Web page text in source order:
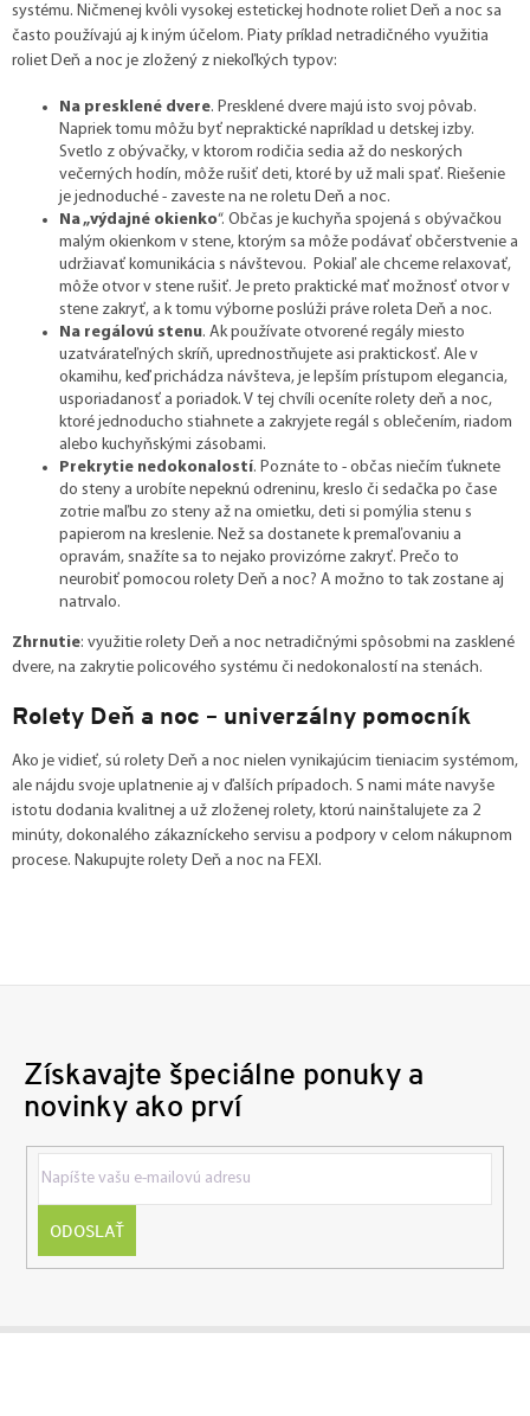
systému. Ničmenej kvôli vysokej estetickej hodnote roliet Deň a noc sa
často používajú aj k iným účelom. Piaty príklad netradičného využitia
roliet Deň a noc je zložený z niekoľkých typov:
Na presklené dvere. Presklené dvere majú isto svoj pôvab.
Napriek tomu môžu byť nepraktické napríklad u detskej izby.
Svetlo z obývačky, v ktorom rodičia sedia až do neskorých
večerných hodín, môže rušiť deti, ktoré by už mali spať. Riešenie
je jednoduché - zaveste na ne roletu Deň a noc.
Na „výdajné okienko“. Občas je kuchyňa spojená s obývačkou
malým okienkom v stene, ktorým sa môže podávať občerstvenie a
udržiavať komunikácia s návštevou. Pokiaľ ale chceme relaxovať,
môže otvor v stene rušiť. Je preto praktické mať možnosť otvor v
stene zakryť, a k tomu výborne poslúži práve roleta Deň a noc.
Na regálovú stenu. Ak používate otvorené regály miesto
uzatvárateľných skríň, uprednostňujete asi praktickosť. Ale v
okamihu, keď prichádza návšteva, je lepším prístupom elegancia,
usporiadanosť a poriadok. V tej chvíli oceníte rolety deň a noc,
ktoré jednoducho stiahnete a zakryjete regál s oblečením, riadom
alebo kuchyňskými zásobami.
Prekrytie nedokonalostí. Poznáte to - občas niečím ťuknete
do steny a urobíte nepeknú odreninu, kreslo či sedačka po čase
zotrie maľbu zo steny až na omietku, deti si pomýlia stenu s
papierom na kreslenie. Než sa dostanete k premaľovaniu a
opravám, snažíte sa to nejako provizórne zakryť. Prečo to
neurobiť pomocou rolety Deň a noc? A možno to tak zostane aj
natrvalo.
Zhrnutie: využitie rolety Deň a noc netradičnými spôsobmi na zasklené
dvere, na zakrytie policového systému či nedokonalostí na stenách.
Rolety Deň a noc – univerzálny pomocník
Ako je vidieť, sú rolety Deň a noc nielen vynikajúcim tieniacim systémom,
ale nájdu svoje uplatnenie aj v ďalších prípadoch. S nami máte navyše
istotu dodania kvalitnej a už zloženej rolety, ktorú nainštalujete za 2
minúty, dokonalého zákazníckeho servisu a podpory v celom nákupnom
procese. Nakupujte rolety Deň a noc na FEXI.
Získavajte špeciálne ponuky a
novinky ako prví
ODOSLAŤ